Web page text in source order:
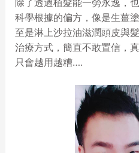
科學根據的偏方，像是生薑
至是淋上沙拉油滋潤頭皮與
治療方式，簡直不敢置信，
只會越用越糟….